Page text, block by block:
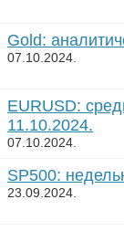
Gold:
07.10.2024.
EURUSD:
11.10.2024.
07.10.2024.
SP500:
23.09.2024.